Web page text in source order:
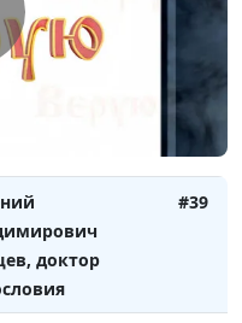
Зайцев,
богословия
#40
доктор
#39